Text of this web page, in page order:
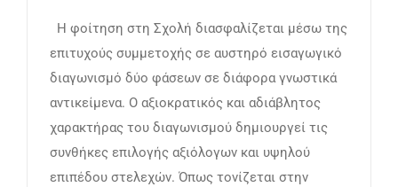
Η φοίτηση στη Σχολή διασφαλίζεται μέσω της
επιτυχούς συμμετοχής σε αυστηρό εισαγωγικό
διαγωνισμό δύο φάσεων σε διάφορα γνωστικά
αντικείμενα. Ο αξιοκρατικός και αδιάβλητος
χαρακτήρας του διαγωνισμού δημιουργεί τις
συνθήκες επιλογής αξιόλογων και υψηλού
επιπέδου στελεχών. Όπως τονίζεται στην